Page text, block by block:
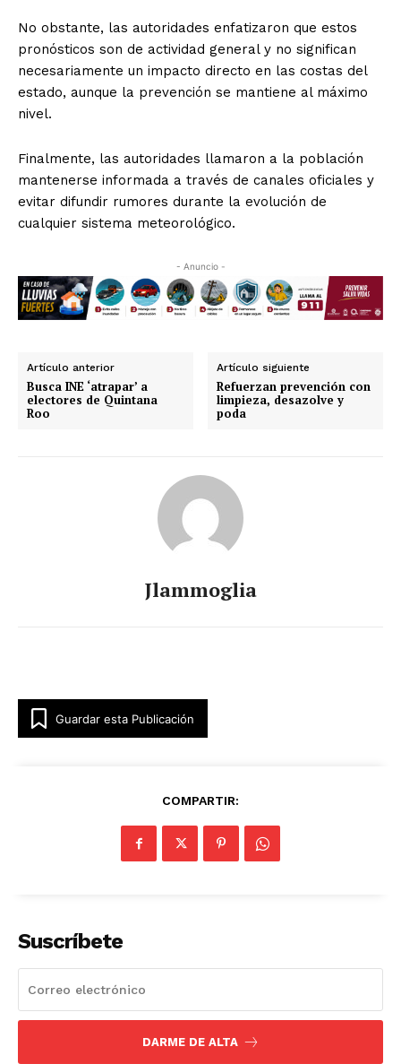
No obstante, las autoridades enfatizaron que estos
pronósticos son de actividad general y no significan
necesariamente un impacto directo en las costas del
estado, aunque la prevención se mantiene al máximo
nivel.
Finalmente, las autoridades llamaron a la población
mantenerse informada a través de canales oficiales y
evitar difundir rumores durante la evolución de
cualquier sistema meteorológico.
- Anuncio -
Artículo anterior
Busca INE ‘atrapar’ a
electores de Quintana
Roo
Artículo siguiente
Refuerzan prevención con
limpieza, desazolve y
poda
Jlammoglia
Guardar esta Publicación
COMPARTIR:
Suscríbete
DARME DE ALTA